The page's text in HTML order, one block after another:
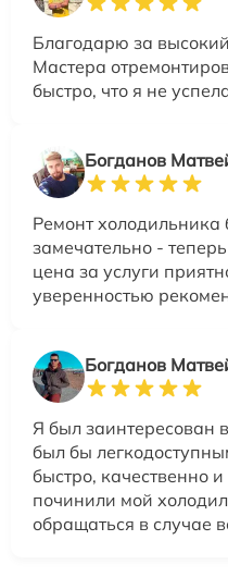
Благодарю за
Мастера
быстро, что я не
Богданов
Ремонт
замечательно -
цена за услуги
уверенностью
Богданов
Я был заинтересован
был бы
быстро, качественно
починили мой
обращаться в случае